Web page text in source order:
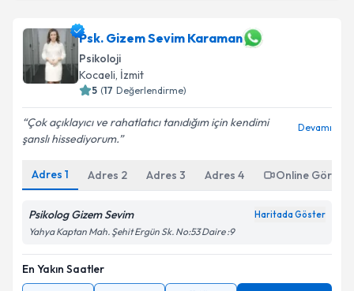
Psk. Gizem Sevim Karaman
Psikoloji
Kocaeli, İzmit
5 (17 Değerlendirme)
Çok açıklayıcı ve rahatlatıcı tanıdığım için kendimi
şanslı hissediyorum.
Devamı
Adres 1 Adres 2 Adres 3 Adres 4 Online
Psikolog Gizem Sevim Haritada Göster
Yahya Kaptan Mah. Şehit Ergün Sk. No:53 Daire :9
En Yakın Saatler